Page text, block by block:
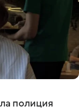
полиция